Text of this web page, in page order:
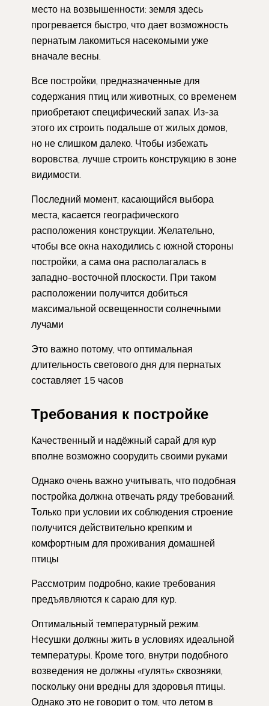
место на возвышенности: земля здесь
прогревается быстро, что дает возможность
пернатым лакомиться насекомыми уже
вначале весны.
Все постройки, предназначенные для
содержания птиц или животных, со временем
приобретают специфический запах. Из-за
этого их строить подальше от жилых домов,
но не слишком далеко. Чтобы избежать
воровства, лучше строить конструкцию в зоне
видимости.
Последний момент, касающийся выбора
места, касается географического
расположения конструкции. Желательно,
чтобы все окна находились с южной стороны
постройки, а сама она располагалась в
западно-восточной плоскости. При таком
расположении получится добиться
максимальной освещенности солнечными
лучами
Это важно потому, что оптимальная
длительность светового дня для пернатых
составляет 15 часов
Требования к постройке
Качественный и надёжный сарай для кур
вполне возможно соорудить своими руками
Однако очень важно учитывать, что подобная
постройка должна отвечать ряду требований.
Только при условии их соблюдения строение
получится действительно крепким и
комфортным для проживания домашней
птицы
Рассмотрим подробно, какие требования
предъявляются к сараю для кур.
Оптимальный температурный режим.
Несушки должны жить в условиях идеальной
температуры. Кроме того, внутри подобного
возведения не должны «гулять» сквозняки,
поскольку они вредны для здоровья птицы.
Однако это не говорит о том, что летом в